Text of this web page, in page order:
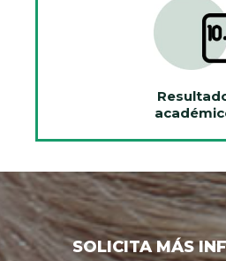
SOLICITA MÁS